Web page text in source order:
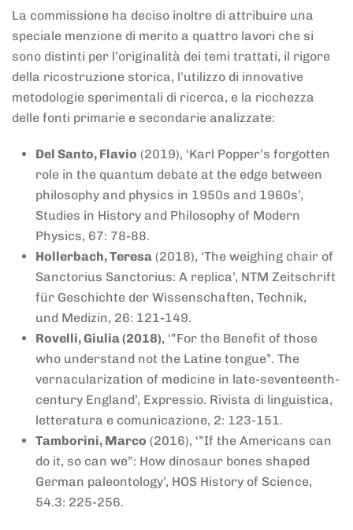
La commissione ha deciso inoltre di attribuire una
speciale menzione di merito a quattro lavori che si
sono distinti per l’originalità dei temi trattati, il rigore
della ricostruzione storica, l’utilizzo di innovative
metodologie sperimentali di ricerca, e la ricchezza
delle fonti primarie e secondarie analizzate:
Del Santo, Flavio (2019), ‘Karl Popper’s forgotten
role in the quantum debate at the edge between
philosophy and physics in 1950s and 1960s’,
Studies in History and Philosophy of Modern
Physics, 67: 78-88.
Hollerbach, Teresa (2018), ‘The weighing chair of
Sanctorius Sanctorius: A replica’, NTM Zeitschrift
für Geschichte der Wissenschaften, Technik,
und Medizin, 26: 121-149.
Rovelli, Giulia (2018), ‘”For the Benefit of those
who understand not the Latine tongue”. The
vernacularization of medicine in late-seventeenth-
century England’, Expressio. Rivista di linguistica,
letteratura e comunicazione, 2: 123-151.
Tamborini, Marco (2016), ‘”If the Americans can
do it, so can we”: How dinosaur bones shaped
German paleontology’, HOS History of Science,
54.3: 225-256.